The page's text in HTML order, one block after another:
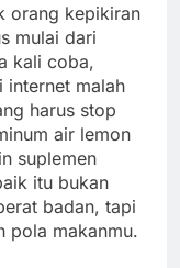
orang kepikiran
mulai dari
kali coba,
internet malah
harus stop
air lemon
suplemen
itu bukan
badan, tapi
pola makanmu.